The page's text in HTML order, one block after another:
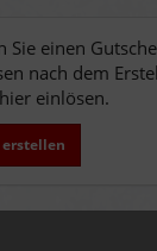
Sie einen
nach dem
einlösen.